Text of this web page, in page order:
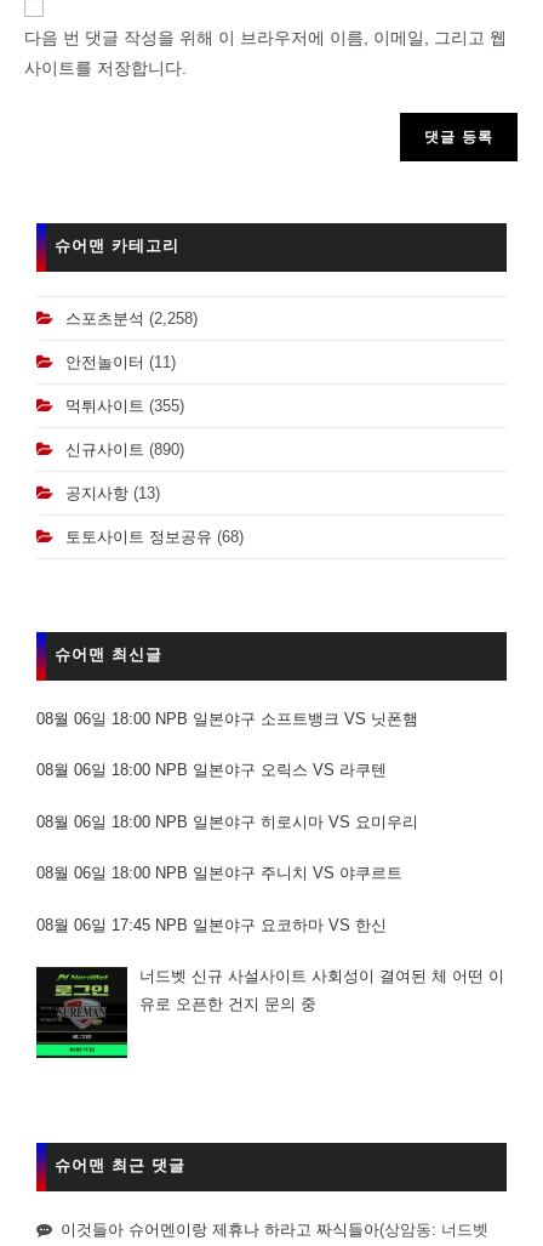
다음 번 댓글 작성을 위해 이 브라우저에 이름, 이메일, 그리고 웹
사이트를 저장합니다.
슈어맨 카테고리
스포츠분석 (2,258)
안전놀이터 (11)
먹튀사이트 (355)
신규사이트 (890)
공지사항 (13)
토토사이트 정보공유 (68)
슈어맨 최신글
08월 06일 18:00 NPB 일본야구 소프트뱅크 VS 닛폰햄
08월 06일 18:00 NPB 일본야구 오릭스 VS 라쿠텐
08월 06일 18:00 NPB 일본야구 히로시마 VS 요미우리
08월 06일 18:00 NPB 일본야구 주니치 VS 야쿠르트
08월 06일 17:45 NPB 일본야구 요코하마 VS 한신
너드벳 신규 사설사이트 사회성이 결여된 체 어떤 이
유로 오픈한 건지 문의 중
슈어맨 최근 댓글
이것들아 슈어멘이랑 제휴나 하라고 짜식들아(상암동: 너드벳